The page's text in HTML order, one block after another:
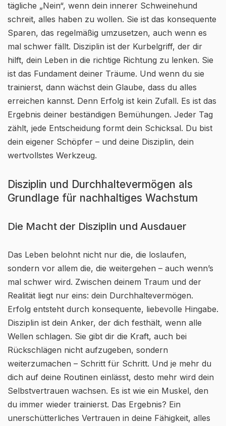
tägliche „Nein“, wenn dein innerer Schweinehund
schreit, alles haben zu wollen. Sie ist das konsequente
Sparen, das regelmäßig umzusetzen, auch wenn es
mal schwer fällt. Disziplin ist der Kurbelgriff, der dir
hilft, dein Leben in die richtige Richtung zu lenken. Sie
ist das Fundament deiner Träume. Und wenn du sie
trainierst, dann wächst dein Glaube, dass du alles
erreichen kannst. Denn Erfolg ist kein Zufall. Es ist das
Ergebnis deiner beständigen Bemühungen. Jeder Tag
zählt, jede Entscheidung formt dein Schicksal. Du bist
dein eigener Schöpfer – und deine Disziplin, dein
wertvollstes Werkzeug.
Disziplin und Durchhaltevermögen als
Grundlage für nachhaltiges Wachstum
Die Macht der Disziplin und Ausdauer
Das Leben belohnt nicht nur die, die loslaufen,
sondern vor allem die, die weitergehen – auch wenn’s
mal schwer wird. Zwischen deinem Traum und der
Realität liegt nur eins: dein Durchhaltevermögen.
Erfolg entsteht durch konsequente, liebevolle Hingabe.
Disziplin ist dein Anker, der dich festhält, wenn alle
Wellen schlagen. Sie gibt dir die Kraft, auch bei
Rückschlägen nicht aufzugeben, sondern
weiterzumachen – Schritt für Schritt. Und je mehr du
dich auf deine Routinen einlässt, desto mehr wird dein
Selbstvertrauen wachsen. Es ist wie ein Muskel, den
du immer wieder trainierst. Das Ergebnis? Ein
unerschütterliches Vertrauen in deine Fähigkeit, alles